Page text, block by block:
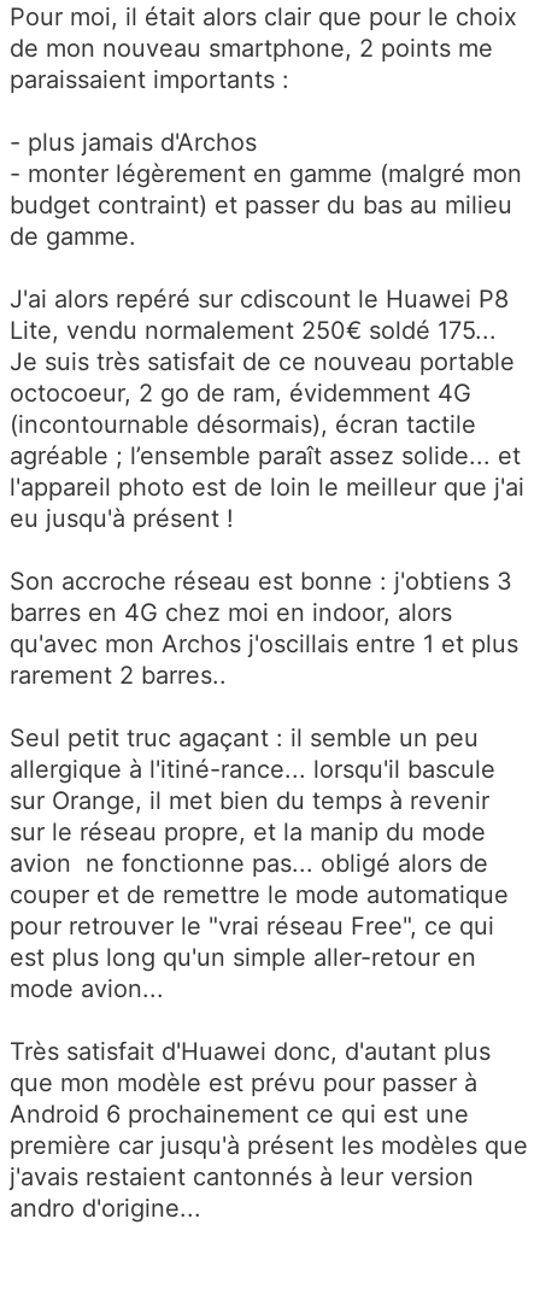
Pour moi, il était alors clair que pour le choix
de mon nouveau smartphone, 2 points me
paraissaient importants :
- plus jamais d'Archos
- monter légèrement en gamme (malgré mon
budget contraint) et passer du bas au milieu
de gamme.
J'ai alors repéré sur cdiscount le Huawei P8
Lite, vendu normalement 250€ soldé 175...
Je suis très satisfait de ce nouveau portable
octocoeur, 2 go de ram, évidemment 4G
(incontournable désormais), écran tactile
agréable ; l’ensemble paraît assez solide... et
l'appareil photo est de loin le meilleur que j'ai
eu jusqu'à présent !
Son accroche réseau est bonne : j'obtiens 3
barres en 4G chez moi en indoor, alors
qu'avec mon Archos j'oscillais entre 1 et plus
rarement 2 barres..
Seul petit truc agaçant : il semble un peu
allergique à l'itiné-rance... lorsqu'il bascule
sur Orange, il met bien du temps à revenir
sur le réseau propre, et la manip du mode
avion ne fonctionne pas... obligé alors de
couper et de remettre le mode automatique
pour retrouver le "vrai réseau Free", ce qui
est plus long qu'un simple aller-retour en
mode avion...
Très satisfait d'Huawei donc, d'autant plus
que mon modèle est prévu pour passer à
Android 6 prochainement ce qui est une
première car jusqu'à présent les modèles que
j'avais restaient cantonnés à leur version
andro d'origine...